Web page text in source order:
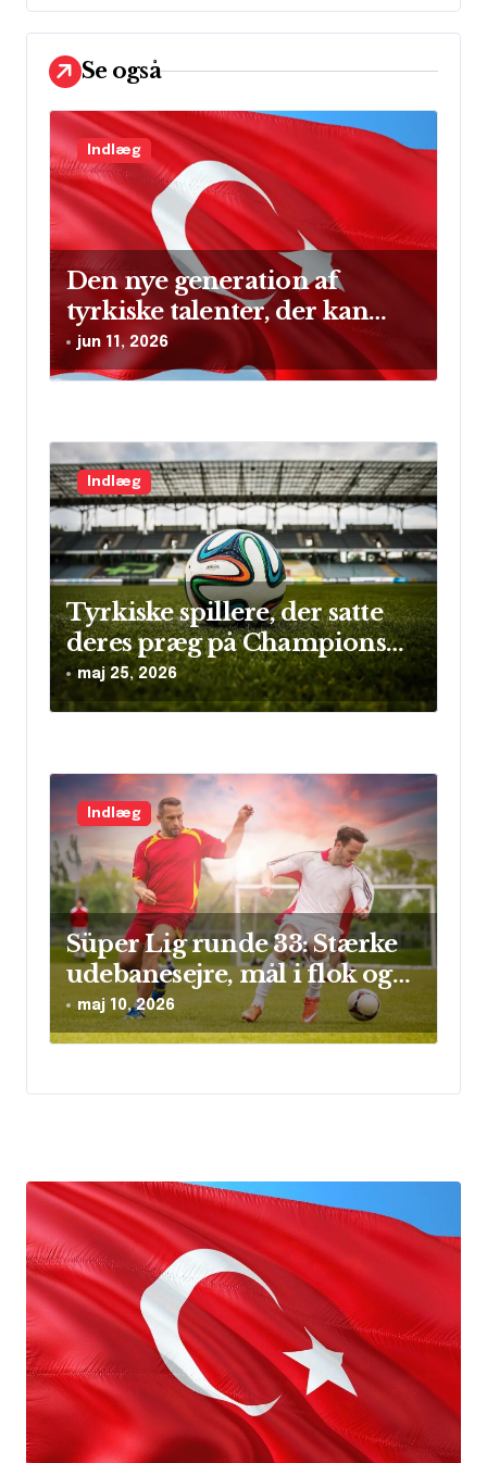
g
a
t
i
o
n
Se også
Indlæg
Den nye generation af
tyrkiske talenter, der kan
skinne på verdensscenen
jun 11, 2026
Indlæg
Tyrkiske spillere, der satte
deres præg på Champions
League
maj 25, 2026
Indlæg
Süper Lig runde 33: Stærke
udebanesejre, mål i flok og
sikre clean sheets
maj 10, 2026